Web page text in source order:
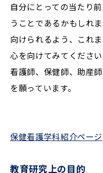
自分にとっての当たり
うことであるかもしれ
向けられるよう、これ
心を向けてみてくださ
看護師、保健師、助産
を願っています。
保健看護学科紹介ページ
教育研究上の目的